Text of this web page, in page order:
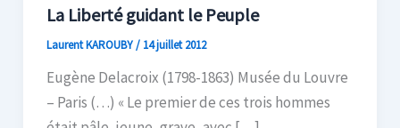
La Liberté guidant le Peuple
Laurent KAROUBY/ 14 juillet 2012
Eugène Delacroix (1798-1863) Musée du Louvre
– Paris (…) « Le premier de ces trois hommes